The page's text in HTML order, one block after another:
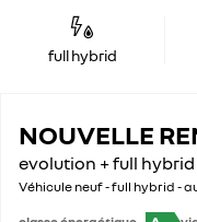
full hybrid
NOUVELLE
evolution + full hybrid
Véhicule neuf - full hybrid -